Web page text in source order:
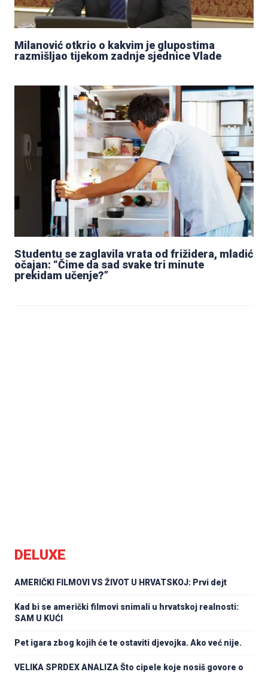
Milanović otkrio o kakvim je glupostima
razmišljao tijekom zadnje sjednice Vlade
Studentu se zaglavila vrata od frižidera, mladić
očajan: “Čime da sad svake tri minute
prekidam učenje?”
DELUXE
AMERIČKI FILMOVI VS ŽIVOT U HRVATSKOJ: Prvi dejt
Kad bi se američki filmovi snimali u hrvatskoj realnosti:
SAM U KUĆI
Pet igara zbog kojih će te ostaviti djevojka. Ako već nije.
VELIKA SPRDEX ANALIZA Što cipele koje nosiš govore o